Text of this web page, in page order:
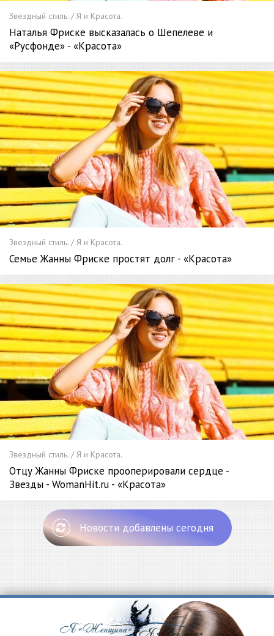
Звездный стиль. / Я и Красота.
Наталья Фриске высказалась о Шепелеве и
«Русфонде» - «Красота»
Звездный стиль. / Я и Красота.
Семье Жанны Фриске простят долг - «Красота»
Звездный стиль. / Я и Красота.
Отцу Жанны Фриске прооперировали сердце -
Звезды - WomanHit.ru - «Красота»
Новости добавлены сегодня